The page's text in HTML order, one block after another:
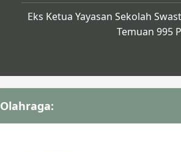
Eks Ketua Yayasan Sekolah
Temuan 995
Olahraga: